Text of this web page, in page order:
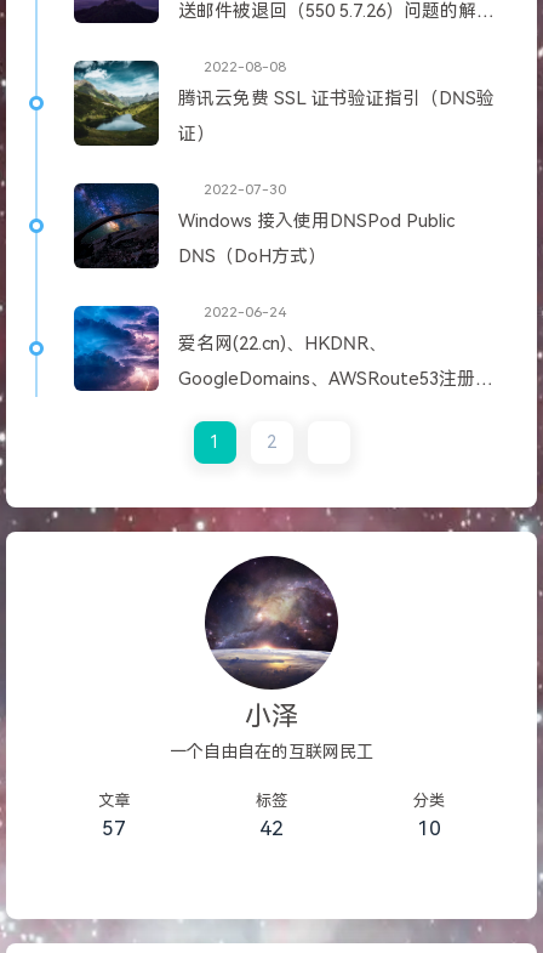
送邮件被退回（550 5.7.26）问题的解决
2022-08-08
腾讯云免费 SSL 证书验证指引（DNS验
证）
2022-07-30
Windows 接入使用DNSPod Public
DNS（DoH方式）
2022-06-24
爱名网(22.cn)、HKDNR、
GoogleDomains、AWSRoute53注册域
DNSPod）
1 2
小泽
一个自由自在的互联网民工
文章
57
标签
42
分类
10